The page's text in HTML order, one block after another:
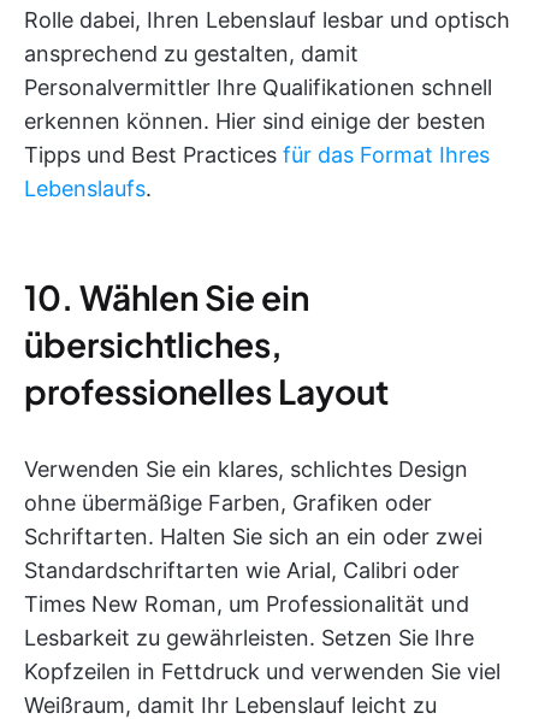
Rolle dabei, Ihren Lebenslauf lesbar und optisch
ansprechend zu gestalten, damit
Personalvermittler Ihre Qualifikationen schnell
erkennen können. Hier sind einige der besten
Tipps und Best Practices für das Format Ihres
Lebenslaufs.
10. Wählen Sie ein
übersichtliches,
professionelles Layout
Verwenden Sie ein klares, schlichtes Design
ohne übermäßige Farben, Grafiken oder
Schriftarten. Halten Sie sich an ein oder zwei
Standardschriftarten wie Arial, Calibri oder
Times New Roman, um Professionalität und
Lesbarkeit zu gewährleisten. Setzen Sie Ihre
Kopfzeilen in Fettdruck und verwenden Sie viel
Weißraum, damit Ihr Lebenslauf leicht zu